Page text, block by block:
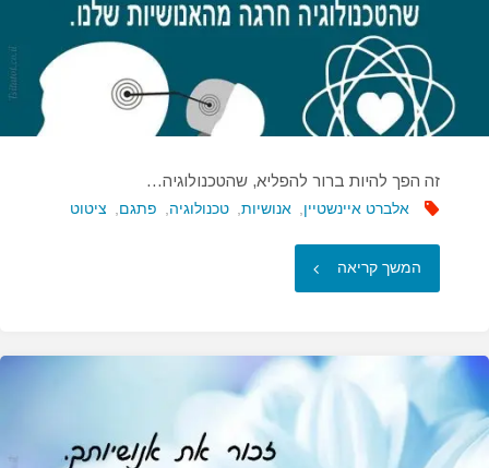
זה הפך להיות ברור להפליא, שהטכנולוגיה…
אלברט איינשטיין, אנושיות, טכנולוגיה, פתגם, ציטוט
המשך קריאה "זה
להיות
להפליא,